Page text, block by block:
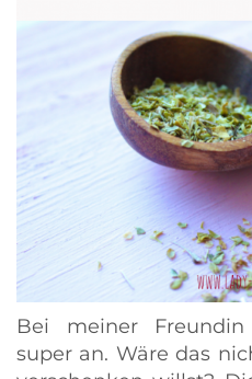
Bei meiner
super an. Wäre das